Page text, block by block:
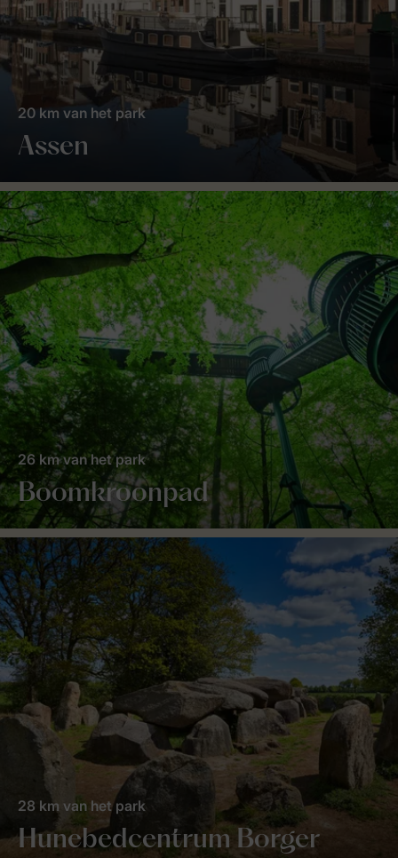
Assen
20 km van het park
Boomkroonpad
26 km van het park
Hunebedcentrum Borger
28 km van het park